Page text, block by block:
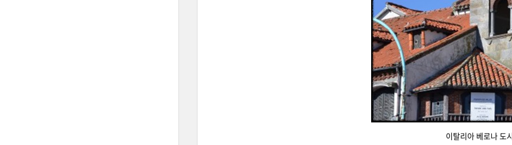
이탈리아 베로나 도